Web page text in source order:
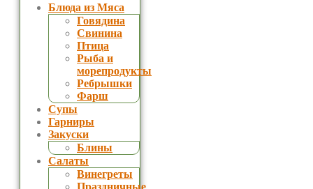
Блюда из Мяса
Говядина
Свинина
Птица
Рыба и
морепродукты
Ребрышки
Фарш
Супы
Гарниры
Закуски
Блины
Салаты
Винегреты
Праздничные